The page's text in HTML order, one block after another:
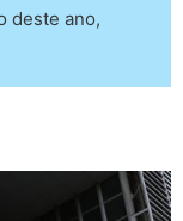
deste ano,